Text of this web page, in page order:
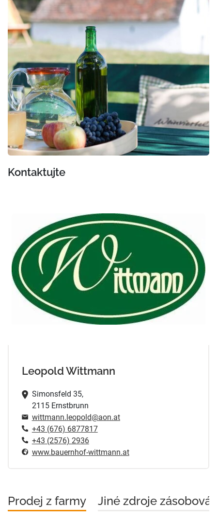
Kontaktujte
Leopold Wittmann
Simonsfeld 35,
2115 Ernstbrunn
wittmann.leopold@aon.at
+43 (676) 6877817
+43 (2576) 2936
www.bauernhof-wittmann.at
Prodej z farmy Jiné zdroje